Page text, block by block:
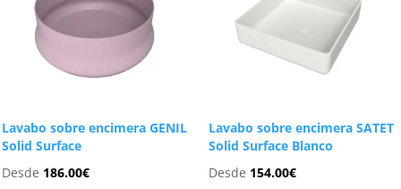
Lavabo sobre encimera GENIL
Solid Surface
Desde 186.00€
Lavabo sobre encimera SATET
Solid Surface Blanco
Desde 154.00€